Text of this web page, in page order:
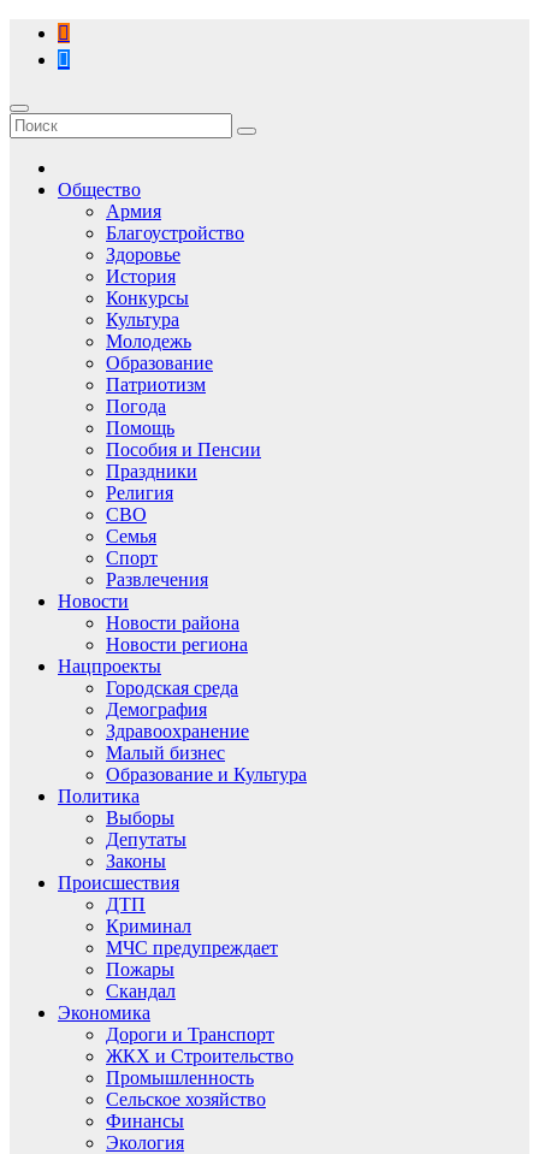
Перейти
содержимому
Общество
Армия
Благоустройство
Здоровье
История
Конкурсы
Культура
Молодежь
Образование
Патриотизм
Погода
Помощь
Пособия и Пенсии
Праздники
Религия
СВО
Семья
Спорт
Развлечения
Новости
Новости района
Новости региона
Нацпроекты
Городская среда
Демография
Здравоохранение
Малый бизнес
Образование и Культура
Политика
Выборы
Депутаты
Законы
Происшествия
ДТП
Криминал
МЧС предупреждает
Пожары
Скандал
Экономика
Дороги и Транспорт
ЖКХ и Строительство
Промышленность
Сельское хозяйство
Финансы
Экология